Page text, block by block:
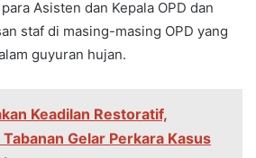
Asisten dan Kepala OPD dan
staf di masing-masing OPD yang
guyuran hujan.
Keadilan Restoratif,
Gelar Perkara Kasus